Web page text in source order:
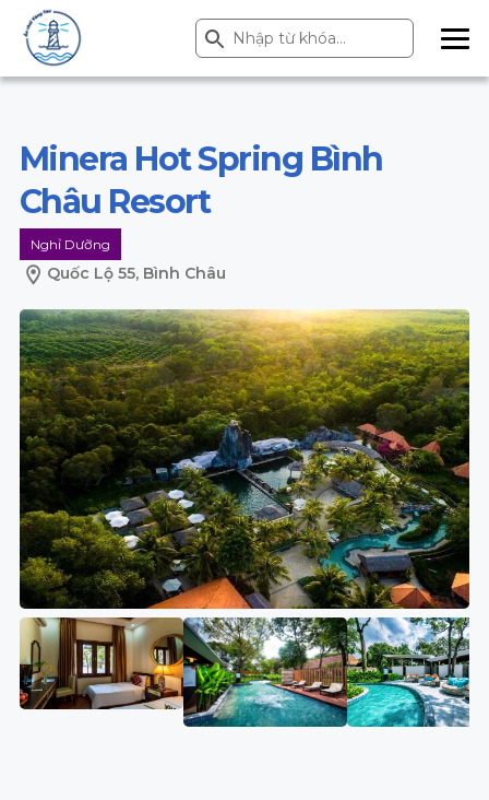
Search
for:
Search Button
ME
NU
Minera Hot Spring Bình
Châu Resort
Nghỉ Dưỡng
Quốc Lộ 55, Bình Châu